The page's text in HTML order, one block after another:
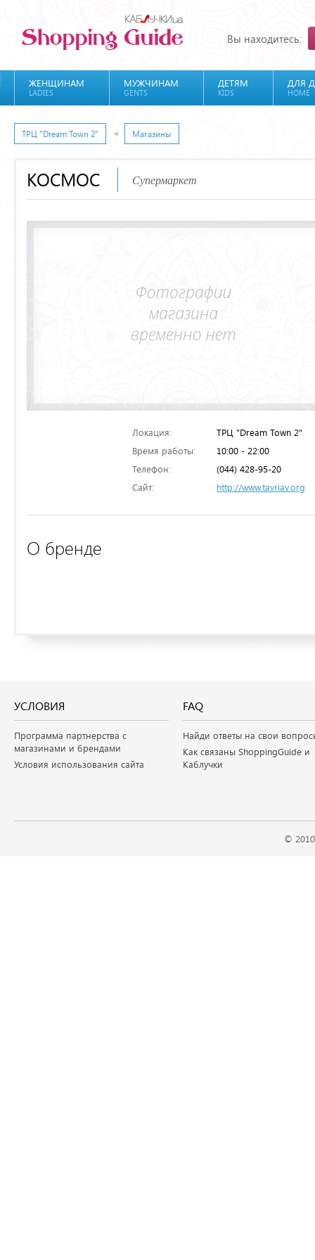
Вы находитесь:
ЖЕНЩИНАМ
LADIES
МУЖЧИНАМ
GENTS
ДЕТЯМ
KIDS
ДЛЯ
HOME
ТРЦ "Dream Town 2" Магазины
КОСМОС Супермаркет
Локация:
ТРЦ "Dream Town 2"
Время работы:
10:00 - 22:00
Телефон:
(044) 428-95-20
Сайт:
http://www.tavriav.org
О бренде
УСЛОВИЯ
Программа партнерства с
магазинами и брендами
Условия использования сайта
FAQ
Найди ответы на свои
Как связаны ShoppingGuide и
Каблучки
©